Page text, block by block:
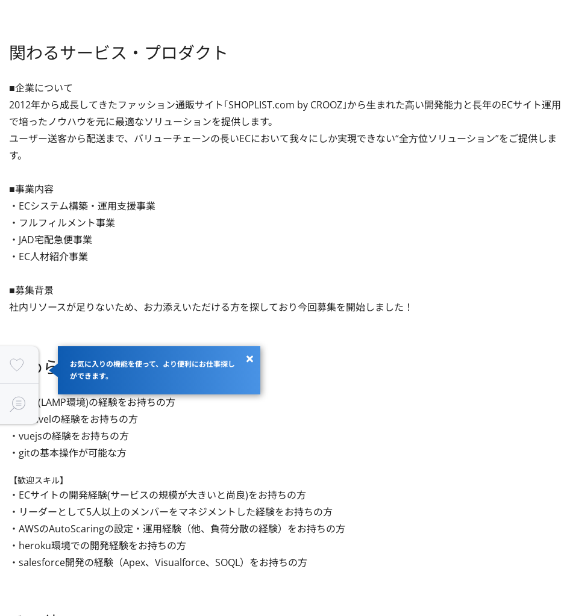
お気に入りの機能を使って、より便利にお仕事探し
ができます。
関わるサービス・プロダクト
■企業について
2012年から成長してきたファッション通販サイト｢SHOPLIST.com by CROOZ｣から⽣まれた⾼い開発能⼒と⻑年のECサイト運⽤
で培ったノウハウを元に最適なソリューションを提供します。
ユーザー送客から配送まで、バリューチェーンの⻑いECにおいて我々にしか実現できない“全⽅位ソリューション”をご提供しま
す。
■事業内容
・ECシステム構築・運用支援事業
・フルフィルメント事業
・JAD宅配急便事業
・EC人材紹介事業
■募集背景
社内リソースが足りないため、お力添えいただける方を探しており今回募集を開始しました！
求められるスキル
・PHP(LAMP環境)の経験をお持ちの方
・Laravelの経験をお持ちの方
・vuejsの経験をお持ちの方
・gitの基本操作が可能な方
【歓迎スキル】
・ECサイトの開発経験(サービスの規模が大きいと尚良)をお持ちの方
・リーダーとして5人以上のメンバーをマネジメントした経験をお持ちの方
・AWSのAutoScaringの設定・運用経験（他、負荷分散の経験）をお持ちの方
・heroku環境での開発経験をお持ちの方
・salesforce開発の経験（Apex、Visualforce、SOQL）をお持ちの方